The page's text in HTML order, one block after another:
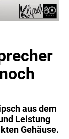
aus dem
Leistung
Gehäuse.